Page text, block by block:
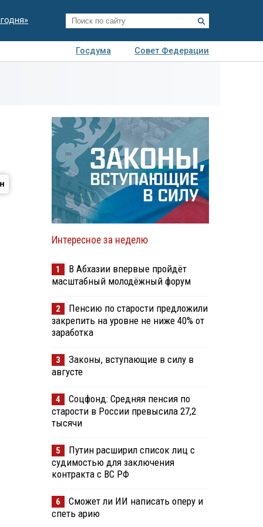
Госдума
Совет Федерации
Интересное за неделю
1
В Абхазии впервые пройдёт
масштабный молодёжный форум
2
Пенсию по старости предложили
закрепить на уровне не ниже 40% от
заработка
3
Законы, вступающие в силу в
августе
4
Соцфонд: Средняя пенсия по
старости в России превысила 27,2
тысячи
5
Путин расширил список лиц с
судимостью для заключения
контракта с ВС РФ
6
Сможет ли ИИ написать оперу и
спеть арию